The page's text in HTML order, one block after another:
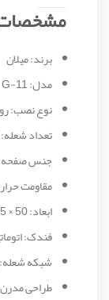
مشخصات
برند: میلان
مدل: G-11
نوع نصب:
تعداد شعله: ۱ شعله
جنس صفحه:
مقاومت حرارتی صفحه:
ابعاد: 50 × 35 سانتی‌متر
فندک:
شبکه
طراحی